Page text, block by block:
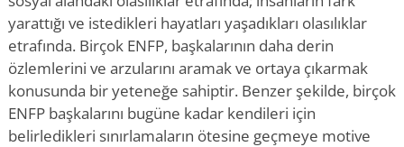
yarattığı ve istedikleri hayatları yaşadıkları olasılıklar
etrafında. Birçok ENFP, başkalarının daha derin
özlemlerini ve arzularını aramak ve ortaya çıkarmak
konusunda bir yeteneğe sahiptir. Benzer şekilde, birçok
ENFP başkalarını bugüne kadar kendileri için
belirledikleri sınırlamaların ötesine geçmeye motive